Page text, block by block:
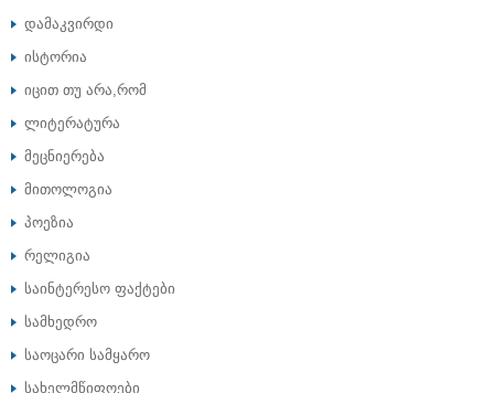
დამაკვირდი
ისტორია
იცით თუ არა,რომ
ლიტერატურა
მეცნიერება
მითოლოგია
პოეზია
რელიგია
საინტერესო ფაქტები
სამხედრო
საოცარი სამყარო
სახელმწიფოები